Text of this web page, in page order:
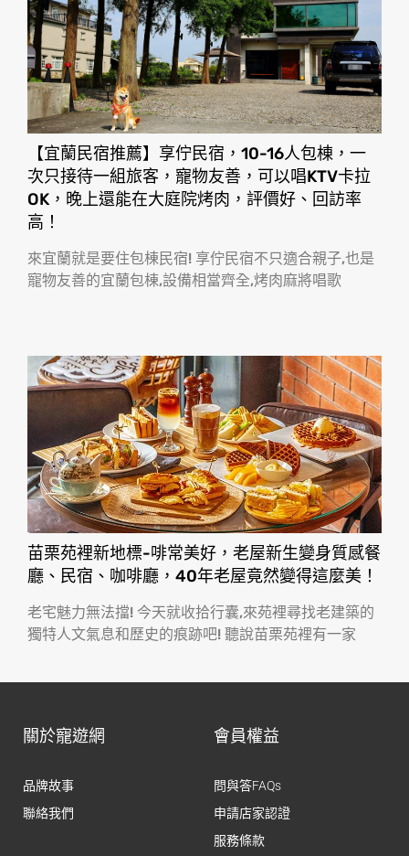
【宜蘭民宿推薦】享佇民宿，10-16人包棟，一
次只接待一組旅客，寵物友善，可以唱KTV卡拉
OK，晚上還能在大庭院烤肉，評價好、回訪率
高！
來宜蘭就是要住包棟民宿! 享佇民宿不只適合親子,也是
寵物友善的宜蘭包棟,設備相當齊全,烤肉麻將唱歌
苗栗苑裡新地標-啡常美好，老屋新生變身質感餐
廳、民宿、咖啡廳，40年老屋竟然變得這麼美！
老宅魅力無法擋! 今天就收拾行囊,來苑裡尋找老建築的
獨特人文氣息和歷史的痕跡吧! 聽說苗栗苑裡有一家
關於寵遊網
品牌故事
聯絡我們
會員權益
問與答FAQs
申請店家認證
服務條款